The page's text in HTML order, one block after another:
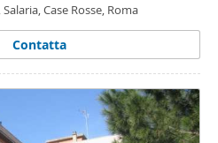
Case Rosse, Roma
Contatta